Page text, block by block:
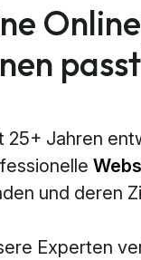
passt
25+ Jahren
und deren
Experten